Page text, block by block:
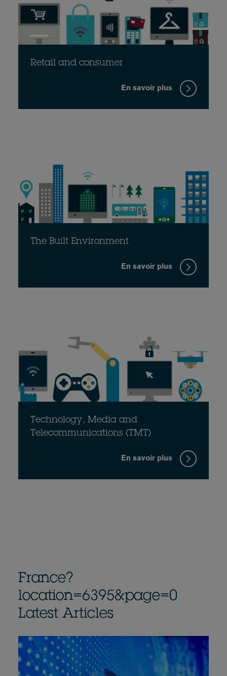
Retail and consumer
En savoir plus
The Built Environment
En savoir plus
Technology, Media and
Telecommunications (TMT)
En savoir plus
France?
location=6395&page=0
Latest Articles